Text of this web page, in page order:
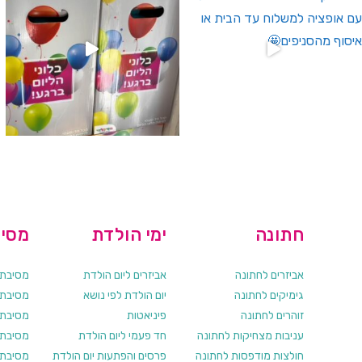
מסיבת
מסיבת
מסיבת
מסיבת
מסיבת
ימי הולדת
אביזרים ליום הולדת
יום הולדת לפי נושא
פיניאטות
חד פעמי ליום הולדת
פרסים והפתעות יום הולדת
חתונה
אביזרים לחתונה
גימיקים לחתונה
זוהרים לחתונה
עניבות מצחיקות לחתונה
חולצות מודפסות לחתונה